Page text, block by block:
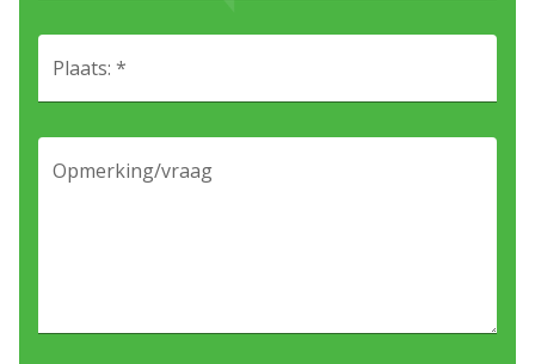
Plaats: *
Opmerking/vraag